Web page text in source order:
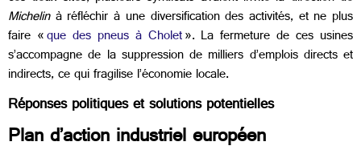
Michelinà réfléchir à une diversification des activités, et ne plus
faire «que des pneus à Cholet». La fermeture de ces usines
s’accompagne de la suppression de milliers d’emplois directs et
indirects, ce qui fragilise l’économie locale.
Réponses politiques et solutions potentielles
Plan d’action industriel européen